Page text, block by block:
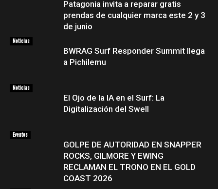
Patagonia invita a reparar gratis
prendas de cualquier marca este 2 y 3
de junio
Noticias
BWRAG Surf Responder Summit llega
a Pichilemu
Noticias
El Ojo de la IA en el Surf: La
Digitalización del Swell
Eventos
GOLPE DE AUTORIDAD EN SNAPPER
ROCKS, GILMORE Y EWING
RECLAMAN EL TRONO EN EL GOLD
COAST 2026